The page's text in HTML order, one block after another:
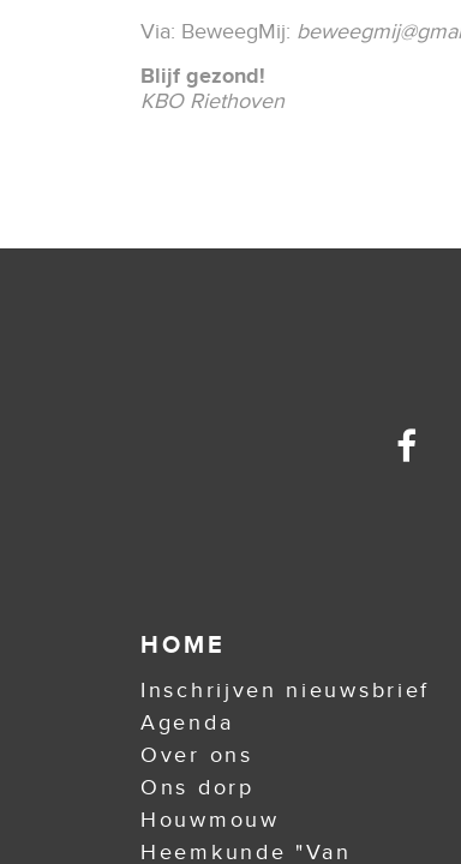
Via: BeweegMij:
Blijf gezond!
KBO Riethoven
HOME
Inschrijven nieuwsbrief
Agenda
Over ons
Ons dorp
Houwmouw
Heemkunde "Van